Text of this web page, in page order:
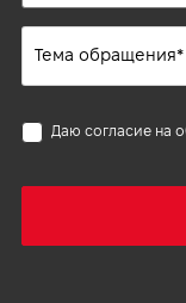
Даю согласие на